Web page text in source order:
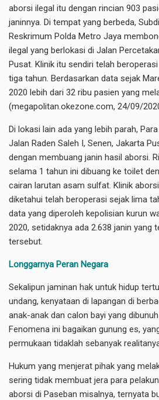
aborsi ilegal itu dengan rincian 903
janinnya. Di tempat yang berbeda,
Reskrimum Polda Metro Jaya
ilegal yang berlokasi di Jalan
Pusat. Klinik itu sendiri telah
tiga tahun. Berdasarkan data sejak
2020 lebih dari 32 ribu pasien yang
(megapolitan.okezone.com, 24/09/
Di lokasi lain ada yang lebih parah,
Jalan Raden Saleh I, Senen, Jakarta
dengan membuang janin hasil aborsi.
selama 1 tahun ini dibuang ke toilet
cairan larutan asam sulfat. Klinik
diketahui telah beroperasi sejak lima
data yang diperoleh kepolisian kurun
2020, setidaknya ada 2.638 janin yang
tersebut.
Longgarnya Peran Negara
Sekalipun jaminan hak untuk hidup
undang, kenyataan di lapangan di
anak-anak dan calon bayi yang
Fenomena ini bagaikan gunung es,
permukaan tidaklah sebanyak
Hukum yang menjerat pihak yang
sering tidak membuat jera para
aborsi di Paseban misalnya, ternyata